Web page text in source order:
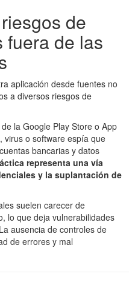
de
fuera de las
aplicación desde fuentes no
a diversos riesgos de
la Google Play Store o App
virus o software espía que
bancarias y datos
representa una vía
y la suplantación de
suelen carecer de
lo que deja vulnerabilidades
ausencia de controles de
de errores y mal